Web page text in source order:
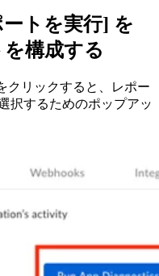
ートを実行] を
構成する
クリックすると、レポー
択するためのポップアッ